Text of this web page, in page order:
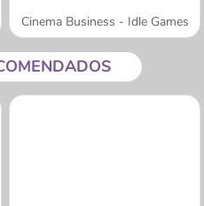
Cinema Business - Idle Games